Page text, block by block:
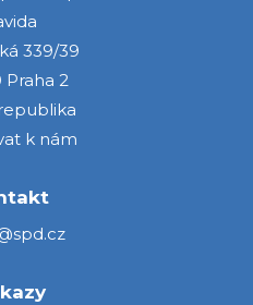
339/39
Praha 2
k nám